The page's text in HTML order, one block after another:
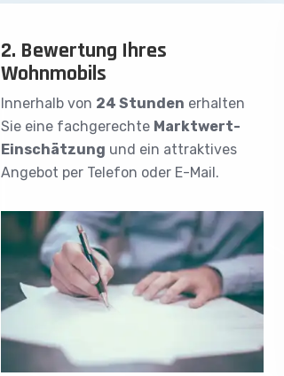
2. Bewertung Ihres
Wohnmobils
Innerhalb von 24 Stunden erhalten
Sie eine fachgerechte Marktwert-
Einschätzung und ein attraktives
Angebot per Telefon oder E-Mail.